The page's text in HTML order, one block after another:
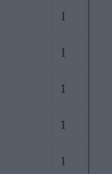
1
1
1
1
1